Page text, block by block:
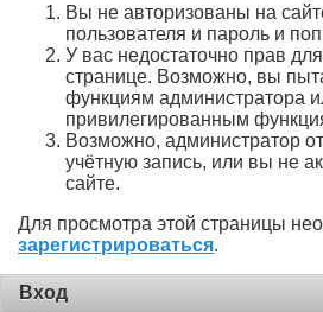
Вы не авторизованы на
пользователя и пароль и
У вас недостаточно прав
странице. Возможно, вы
функциям администратора
привилегированным
Возможно, администратор
учётную запись, или вы не
сайте.
Для просмотра этой страницы
зарегистрироваться.
Вход